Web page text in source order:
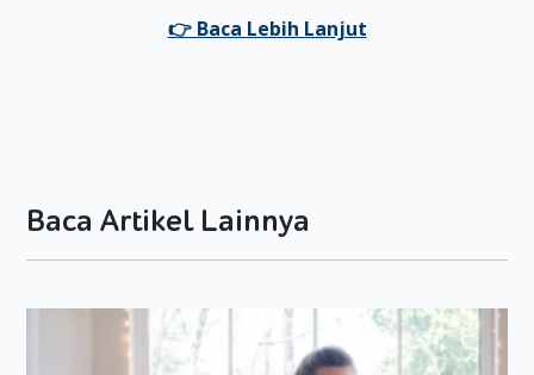
mempunyai kandungan antioksidan yang sanggup
meningkatkan nafsu makan si Kecil. Hal tersebut
Moms;
Buah naga juga kaya akan zat besi dan kalisum, lho.
Sehingga Moms dapat memakainya untuk membantu
Baca Artikel Lainnya